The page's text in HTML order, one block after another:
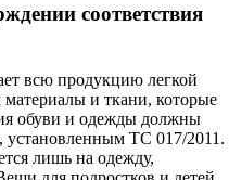
соответствия
всю продукцию легкой
и ткани, которые
обуви и одежды должны
установленным ТС 017/2011.
лишь на одежду,